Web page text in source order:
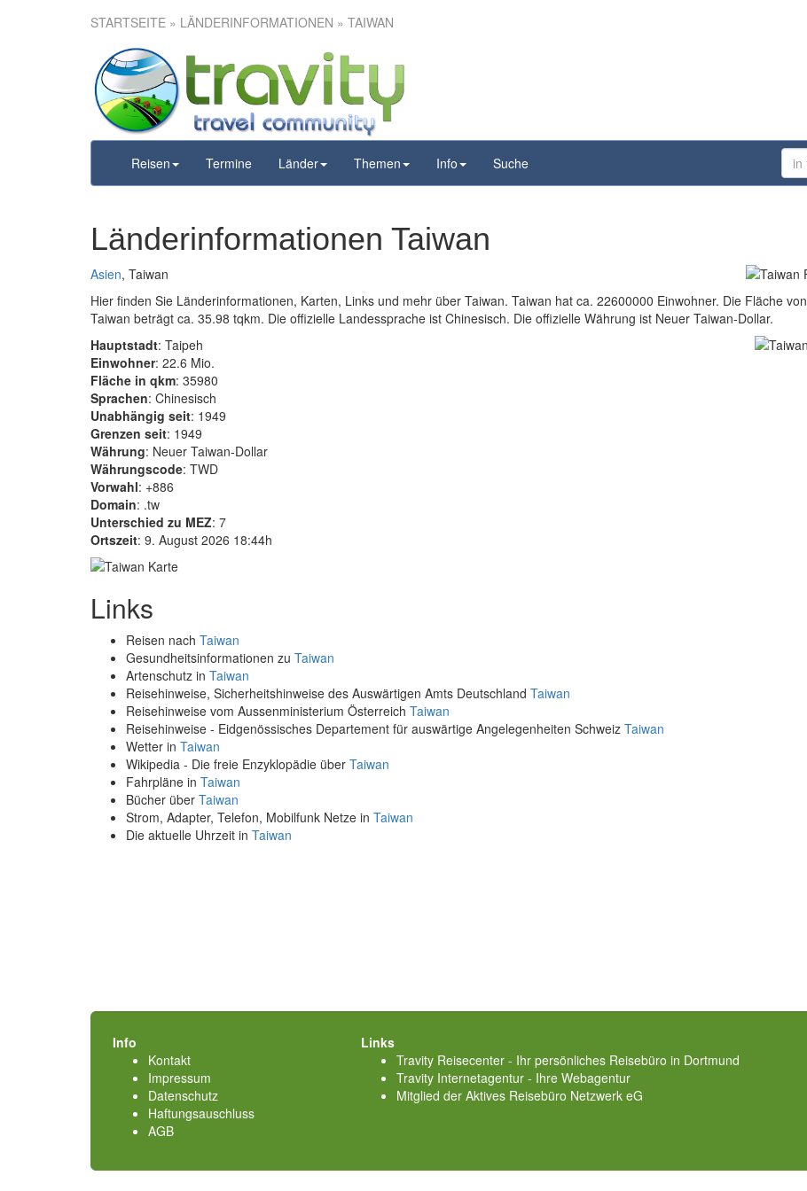
STARTSEITE » LÄNDERINFORMATIONEN » TAIWAN
Reisen Termine Länder Themen Info Suche
Länderinformationen Taiwan
Asien, Taiwan
Hier finden Sie Länderinformationen, Karten, Links und mehr über Taiwan. Taiwan hat ca. 22600000 Einwohner. Die Fläche von
Taiwan beträgt ca. 35.98 tqkm. Die offizielle Landessprache ist Chinesisch. Die offizielle Währung ist Neuer Taiwan-Dollar.
Hauptstadt: Taipeh
Einwohner: 22.6 Mio.
Fläche in qkm: 35980
Sprachen: Chinesisch
Unabhängig seit: 1949
Grenzen seit: 1949
Währung: Neuer Taiwan-Dollar
Währungscode: TWD
Vorwahl: +886
Domain: .tw
Unterschied zu MEZ: 7
Ortszeit: 9. August 2026 18:44h
Links
Reisen nach Taiwan
Gesundheitsinformationen zu Taiwan
Artenschutz in Taiwan
Reisehinweise, Sicherheitshinweise des Auswärtigen Amts Deutschland Taiwan
Reisehinweise vom Aussenministerium Österreich Taiwan
Reisehinweise - Eidgenössisches Departement für auswärtige Angelegenheiten Schweiz Taiwan
Wetter in Taiwan
Wikipedia - Die freie Enzyklopädie über Taiwan
Fahrpläne in Taiwan
Bücher über Taiwan
Strom, Adapter, Telefon, Mobilfunk Netze in Taiwan
Die aktuelle Uhrzeit in Taiwan
Info
Kontakt
Impressum
Datenschutz
Haftungsauschluss
AGB
Links
Travity Reisecenter - Ihr persönliches Reisebüro in Dortmund
Travity Internetagentur - Ihre Webagentur
Mitglied der Aktives Reisebüro Netzwerk eG